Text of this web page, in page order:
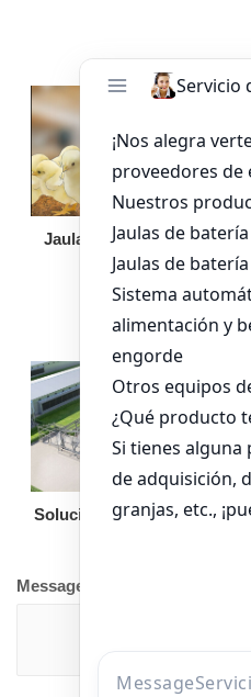
Jaula de pollo pollita
Solución llave en mano
Message